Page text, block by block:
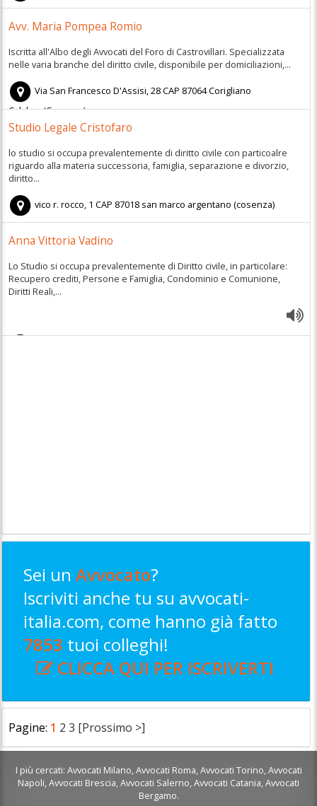
Avv. Maria Pompea Romio
Iscritta all'Albo degli Avvocati del Foro di Castrovillari. Specializzata
nelle varia branche del diritto civile, disponibile per domiciliazioni,...
Via San Francesco D'Assisi, 28CAP 87064Corigliano
Calabro(Cosenza)
Studio Legale Cristofaro
lo studio si occupa prevalentemente di diritto civile con particoalre
riguardo alla materia successoria, famiglia, separazione e divorzio,
diritto...
vico r. rocco, 1 CAP 87018 san marco argentano (cosenza)
Anna Vittoria Vadino
Lo Studio si occupa prevalentemente di Diritto civile, in particolare:
Recupero crediti, Persone e Famiglia, Condominio e Comunione,
Diritti Reali,...
Sei unAvvocato?
Iscriviti anche tu su avvocati-
italia.com, come hanno già fatto
7853 tuoi colleghi!
CLICCA QUI PER ISCRIVERTI
Pagine: 1 2 3 [Prossimo >]
I più cercati: Avvocati Milano,Avvocati Roma,Avvocati Torino,Avvocati
Napoli,Avvocati Brescia,Avvocati Salerno,Avvocati Catania,Avvocati
Bergamo.